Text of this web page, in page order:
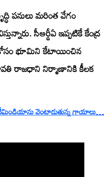
పనులు మరింత వేగం
సీఆర్డీఏ ఇప్పటికే కేంద్ర
భూమిని కేటాయించిన
రాజధాని నిర్మాణానికి కీలక
వెంటాడుతున్న గాయాలు…